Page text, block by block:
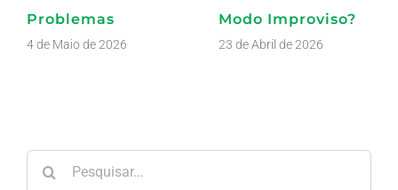
Problemas
4 de Maio de 2026
Modo Improviso?
23 de Abril de 2026